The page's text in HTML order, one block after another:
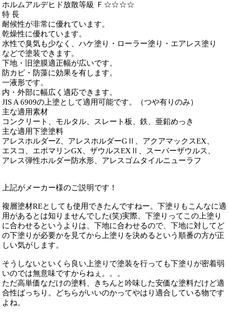
ホルムアルデヒド放散等級 Ｆ☆☆☆☆
特 長
耐候性が非常に優れています。
乾燥性に優れています。
水性で臭気も少なく、ハケ塗り・ローラー塗り・エアレス塗り
などで塗装できます。
下地・旧塗膜適正幅が広いです。
防カビ・防藻に効果を有します。
一液形です。
内・外部に幅広く適応できます。
JIS A 6909の上塗として適用可能です。（つや有りのみ）
主な適用素材
コンクリート、モルタル、スレート板、鉄、亜鉛めっき
主な適用下塗塗料
アレスホルダーZ、アレスホルダーGⅡ、アクアマックスEX、
エスコ、エポマリンGX、ザウルスEXⅡ、スーパーザウルス、
アレス弾性ホルダー防水形、アレスゴムタイルニューラフ
上記がメーカー様のご説明です！
複層塗材REとしても使用できたんですねー。下塗りもこんなに適
用があるとは知りませんでした(笑)実際、下塗りってこの上塗り
に合わせるというよりは、下地に合わせるので、下地に対してど
の下塗りが必要かを見てから上塗りを決めるという順番の方が正
しい気がします。
そうしないといくら良い上塗りで塗装を行っても下塗りが密着弱
いのでは無意味ですからねぇ。。。
ただ高単価なだけの塗料、きちんと吟味した安価な塗料だけど適
合性ばっちり。どちらがいいのかってやはり適合している物です
よね。